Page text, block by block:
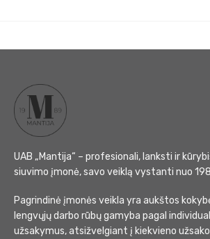
UAB „Mantija“ – profesionali, lanksti ir
siuvimo įmonė, savo veiklą vystanti nuo
Pagrindinė įmonės veikla yra aukštos
lengvųjų darbo rūbų gamyba pagal
užsakymus, atsižvelgiant į kiekvieno